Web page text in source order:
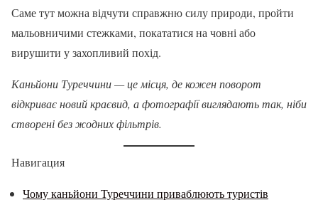
Саме тут можна відчути справжню силу природи, пройти
мальовничими стежками, покататися на човні або
вирушити у захопливий похід.
Каньйони Туреччини — це місця, де кожен поворот
відкриває новий краєвид, а фотографії виглядають так, ніби
створені без жодних фільтрів.
Навигация
Чому каньйони Туреччини приваблюють туристів